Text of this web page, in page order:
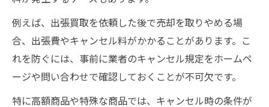
例えば、出張買取を依頼した後で売却を取りやめる場
合、出張費やキャンセル料がかかることがあります。こ
れを防ぐには、事前に業者のキャンセル規定をホームペ
ージや問い合わせで確認しておくことが不可欠です。
特に高額商品や特殊な商品では、キャンセル時の条件が